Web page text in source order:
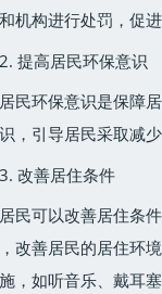
机构进行处罚，促
2. 提高居民环保意识
居民环保意识是保障
，引导居民采取减
3. 改善居住条件
居民可以改善居住条
改善居民的居住环
，如听音乐、戴耳